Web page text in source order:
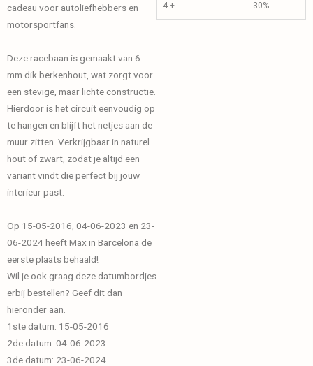
cadeau voor autoliefhebbers en
motorsportfans.
Deze racebaan is gemaakt van 6
mm dik berkenhout, wat zorgt voor
een stevige, maar lichte constructie.
Hierdoor is het circuit eenvoudig op
te hangen en blijft het netjes aan de
muur zitten. Verkrijgbaar in naturel
hout of zwart, zodat je altijd een
variant vindt die perfect bij jouw
interieur past.
Op 15-05-2016, 04-06-2023 en 23-
06-2024 heeft Max in Barcelona de
eerste plaats behaald!
Wil je ook graag deze datumbordjes
erbij bestellen? Geef dit dan
hieronder aan.
1ste datum: 15-05-2016
2de datum: 04-06-2023
3de datum: 23-06-2024
4 + 30%